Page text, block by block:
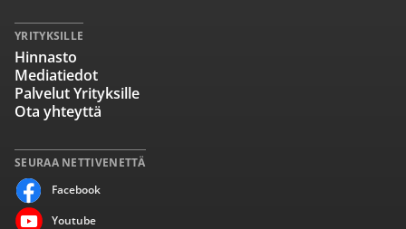
SEURAA NETTIVENETTÄ
Facebook
Youtube
YRITYKSILLE
Hinnasto
Mediatiedot
Palvelut Yrityksille
Ota yhteyttä